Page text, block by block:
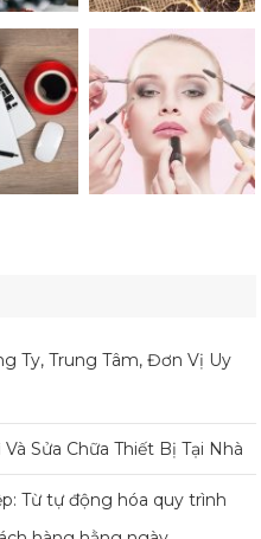
Ty, Trung Tâm, Đơn Vị Uy
Sửa Chữa Thiết Bị Tại Nhà
Từ tự động hóa quy trình